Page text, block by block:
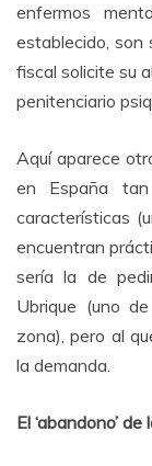
enfermos
establecido, son
fiscal solicite su
penitenciario
Aquí aparece
en España
características
encuentran
sería la de
Ubrique (uno
zona), pero al
la demanda.
El ‘abandono’